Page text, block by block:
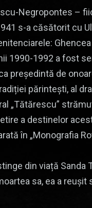
Negropontes –
s-a căsătorit cu
1990-1992 a fost
președintă de
părintești, al
„Tătărescu”
a destinelor
în „Monografia
din viață
sa, ea a